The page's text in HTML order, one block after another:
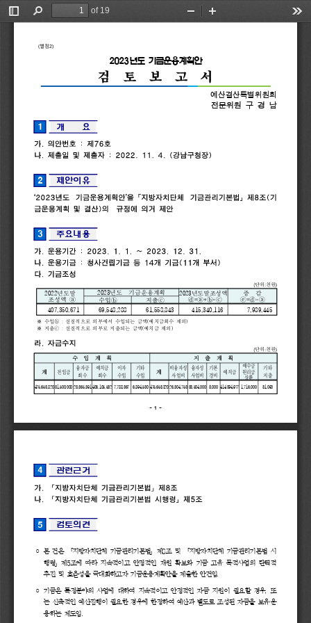
Toggle
Find
of 19
Zoom
- 1 -
2023년도 기금운용계획안
검 토 보 고 서
예산결산특별위원회
전문위원 구 경 남
1 개 요
가 의안번호 : 제76호
나
제출일 및 제출자 : 2022. 11. 4. (강남구청장)
2 제안이유
‘2023년도 기금운용계획안’을 「지방자치단체 기금관리기본법 」 제8조( 기
금운용계획
및 결산) 의 규정에 의거 제안
3 주요내용
가 운용기간 : 2023. 1. 1. ~ 2023. 12.
31.
나
운용기금 : 청사건립기금 등 14개 기금(11 개 부서)
다
기금조성
(단위:천원)
2022년도말
조성액 ⓐ
2023년도 기금운용계획 2023 년도말조성액
ⓓ=ⓐ+ⓑ-ⓒ
증 감
ⓔ=ⓓ-ⓐ
수입ⓑ 지출ⓒ
407,350,671
69,548,288 61,558,843 415,340,116 7,989,445
※ 수입ⓑ : 실질적으로 외부에서 수입되는 금액(예치금회수 제외)
※ 지출ⓒ : 실질적으로 외부로 지출되는 금액(예치금 제외 )
라 자금수지
(단위:천원)
수 입 계 획 지 출 계 획
계 전입금
융자금
회수
예치금
회수
이자
수입
기타
수입
계
비융자성
사업비
융자성
사업비
기본
경비
예치금
예수금
원리금
상환
기타
지출
475,653,82031,500,000 23,365,391 406,105,532 7,788,367 6,894,530 475,653,82026,304,753 33,504,000 3,000 414,094,977 1,716,000 31,090
(별 첨2)
4 관련근거
가 「지방자치단체 기금관리기본법 」 제8조
나
「지방자치단체 기금관리기본법 시행령 」 제5조
5 검토의견
◦ 본 건은 「지방자치단체 기금관리기본법」제8조 및 「지방자치단체 기금관리기본법 시
행령」제5조에 따라 지속적이고 안정적인 재원 확보와 기금 고유 목적사업의 탄력적
추진 및 효율성을 극대화하고자 기금운용계획안을 제출한 안건임.
◦ 기금은 특정분야의 사업에 대하여 지속적이고 안정적인 자금 지원이 필요할 경우,
또
는 신축적인 예산집행이 필요한 경우에 한정하여 예산과 별도로 조성된 자금을 보유.운
용하는 제도임.